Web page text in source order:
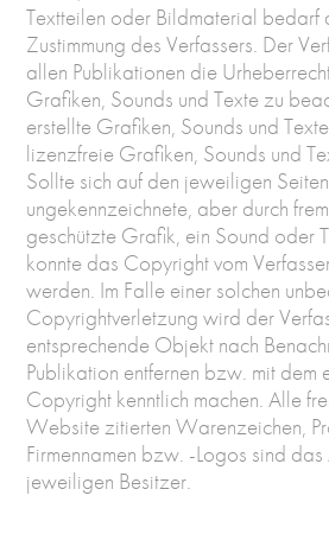
Textteilen oder Bildmaterial bedarf
Zustimmung des Verfassers. Der
allen Publikationen die
Grafiken, Sounds und Texte zu
erstellte Grafiken, Sounds und
lizenzfreie Grafiken, Sounds und
Sollte sich auf den jeweiligen
ungekennzeichnete, aber durch
geschützte Grafik, ein Sound oder
konnte das Copyright vom
werden. Im Falle einer solchen
Copyrightverletzung wird der
entsprechende Objekt nach
Publikation entfernen bzw. mit dem
Copyright kenntlich machen. Alle
Website zitierten Warenzeichen,
Firmennamen bzw. -Logos sind
jeweiligen Besitzer.